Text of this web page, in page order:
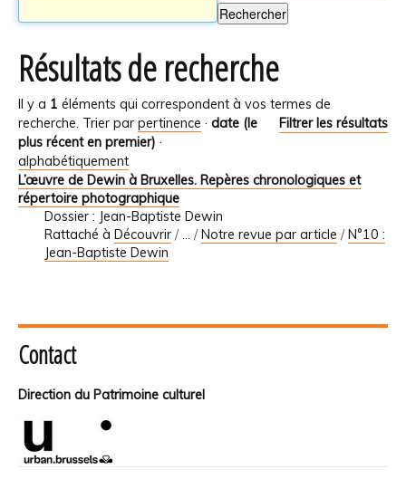
Résultats de recherche
Il y a 1 éléments qui correspondent à vos termes de
recherche.
Filtrer les résultats
Trier par pertinence · date (le
plus récent en premier) ·
alphabétiquement
L’œuvre de Dewin à Bruxelles. Repères chronologiques et
répertoire photographique
Dossier : Jean-Baptiste Dewin
Rattaché à Découvrir /… /Notre revue par article /N°10 :
Jean-Baptiste Dewin
Contact
Direction du Patrimoine culturel